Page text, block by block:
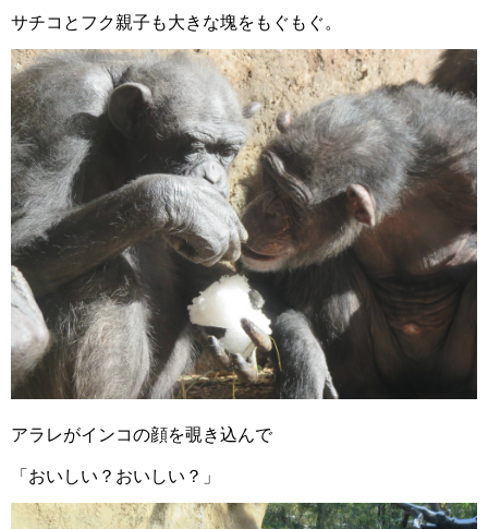
サチコとフク親子も大きな塊をもぐもぐ。
アラレがインコの顔を覗き込んで
「おいしい？おいしい？」